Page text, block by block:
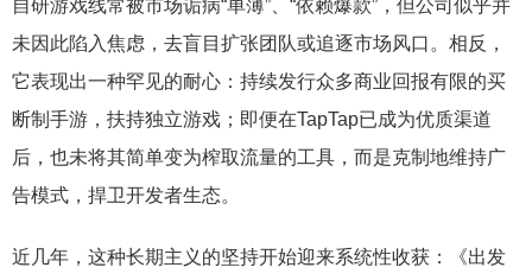
自研游戏线常被市场诟病“单薄”、“依赖爆款”，但公司似乎并
未因此陷入焦虑，去盲目扩张团队或追逐市场风口。相反，
它表现出一种罕见的耐心：持续发行众多商业回报有限的买
断制手游，扶持独立游戏；即便在TapTap已成为优质渠道
后，也未将其简单变为榨取流量的工具，而是克制地维持广
告模式，捍卫开发者生态。
近几年，这种长期主义的坚持开始迎来系统性收获：《出发